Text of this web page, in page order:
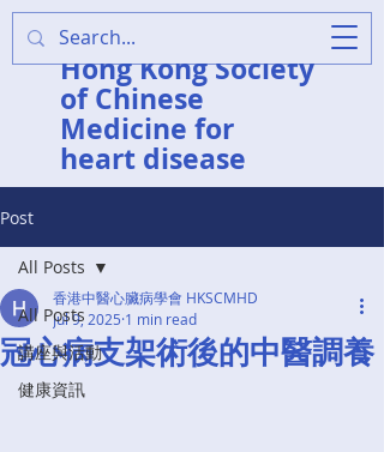
香港中醫心臟病學會
Hong Kong Society
of Chinese
Medicine for
heart disease
Post
All Posts
講座與活動
健康資訊
All Posts
冠心病支架術後的中醫調養
香港中醫心臟病學會 HKSCMHD
Jul 9, 2025 1 min read